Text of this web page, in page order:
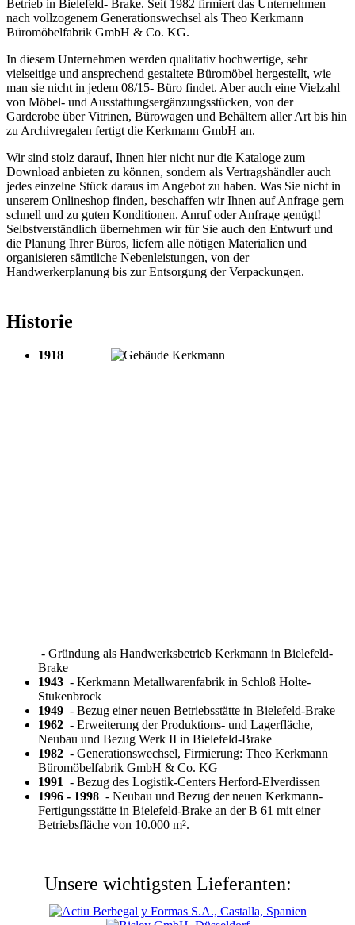
Betrieb in Bielefeld- Brake. Seit 1982 firmiert das Unternehmen
nach vollzogenem Generationswechsel als Theo Kerkmann
Büromöbelfabrik GmbH & Co. KG.
In diesem Unternehmen werden qualitativ hochwertige, sehr
vielseitige und ansprechend gestaltete Büromöbel hergestellt, wie
man sie nicht in jedem 08/15- Büro findet. Aber auch eine Vielzahl
von Möbel- und Ausstattungsergänzungsstücken, von der
Garderobe über Vitrinen, Bürowagen und Behältern aller Art bis hin
zu Archivregalen fertigt die Kerkmann GmbH an.
Wir sind stolz darauf, Ihnen hier nicht nur die Kataloge zum
Download anbieten zu können, sondern als Vertragshändler auch
jedes einzelne Stück daraus im Angebot zu haben. Was Sie nicht in
unserem Onlineshop finden, beschaffen wir Ihnen auf Anfrage gern
schnell und zu guten Konditionen. Anruf oder Anfrage genügt!
Selbstverständlich übernehmen wir für Sie auch den Entwurf und
die Planung Ihrer Büros, liefern alle nötigen Materialien und
organisieren sämtliche Nebenleistungen, von der
Handwerkerplanung bis zur Entsorgung der Verpackungen.
Historie
1918
- Gründung als Handwerksbetrieb Kerkmann in Bielefeld-
Brake
1943 - Kerkmann Metallwarenfabrik in Schloß Holte-
Stukenbrock
1949 - Bezug einer neuen Betriebsstätte in Bielefeld-Brake
1962 - Erweiterung der Produktions- und Lagerfläche,
Neubau und Bezug Werk II in Bielefeld-Brake
1982 - Generationswechsel, Firmierung: Theo Kerkmann
Büromöbelfabrik GmbH & Co. KG
1991 - Bezug des Logistik-Centers Herford-Elverdissen
1996 - 1998 - Neubau und Bezug der neuen Kerkmann-
Fertigungsstätte in Bielefeld-Brake an der B 61 mit einer
Betriebsfläche von 10.000 m².
Unsere wichtigsten Lieferanten: